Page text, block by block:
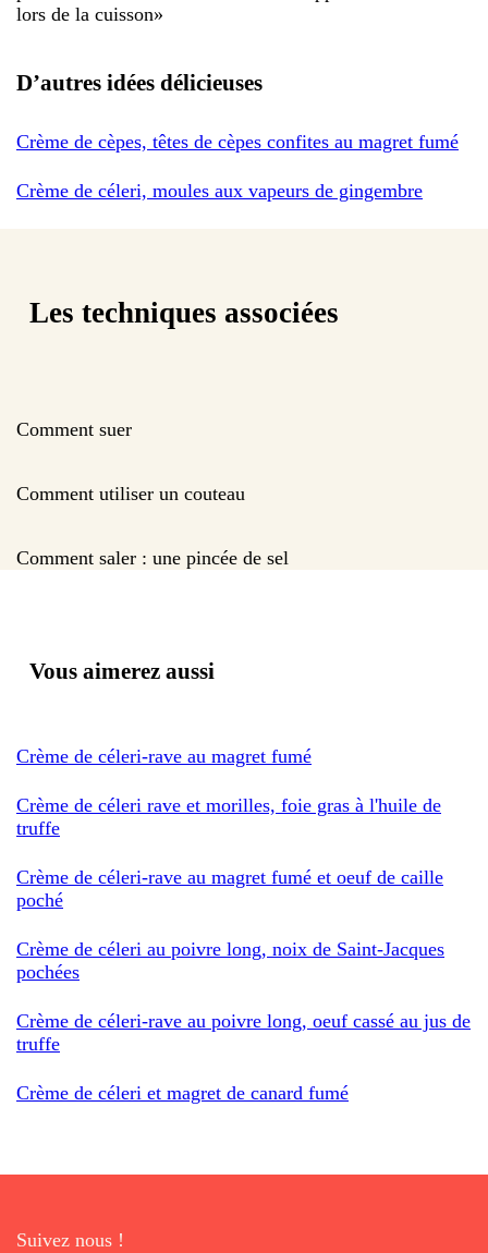
lors de la cuisson»
D’autres idées délicieuses
Crème de cèpes, têtes de cèpes confites au magret fumé
Crème de céleri, moules aux vapeurs de gingembre
Les techniques associées
Comment suer
Comment utiliser un couteau
Comment saler : une pincée de sel
Vous aimerez aussi
Crème de céleri-rave au magret fumé
Crème de céleri rave et morilles, foie gras à l'huile de
truffe
Crème de céleri-rave au magret fumé et oeuf de caille
poché
Crème de céleri au poivre long, noix de Saint-Jacques
pochées
Crème de céleri-rave au poivre long, oeuf cassé au jus de
truffe
Crème de céleri et magret de canard fumé
Suivez nous !